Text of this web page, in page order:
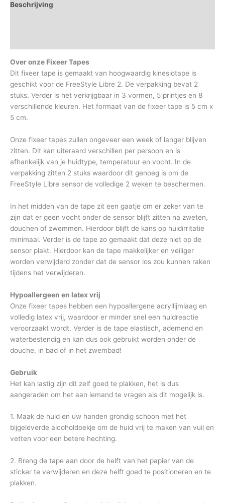
Beschrijving
Over onze Fixeer Tapes
Dit fixeer tape is gemaakt van hoogwaardig kinesiotape is
geschikt voor de FreeStyle Libre 2. De verpakking bevat 2
stuks. Verder is het verkrijgbaar in 3 vormen, 5 printjes en 8
verschillende kleuren. Het formaat van de fixeer tape is 5 cm x
5 cm.
Onze fixeer tapes zullen ongeveer een week of langer blijven
zitten. Dit kan uiteraard verschillen per persoon en is
afhankelijk van je huidtype, temperatuur en vocht. In de
verpakking zitten 2 stuks waardoor dit genoeg is om de
FreeStyle Libre sensor de volledige 2 weken te beschermen.
In het midden van de tape zit een gaatje om er zeker van te
zijn dat er geen vocht onder de sensor blijft zitten na zweten,
douchen of zwemmen. Hierdoor blijft de kans op huidirritatie
minimaal. Verder is de tape zo gemaakt dat deze niet op de
sensor plakt. Hierdoor kan de tape makkelijker en veiliger
worden verwijderd zonder dat de sensor los zou kunnen raken
tijdens het verwijderen.
Hypoallergeen en latex vrij
Onze fixeer tapes hebben een hypoallergene acryllijmlaag en
volledig latex vrij, waardoor er minder snel een huidreactie
veroorzaakt wordt. Verder is de tape elastisch, ademend en
waterbestendig en kan dus ook gebruikt worden onder de
douche, in bad of in het zwembad!
Gebruik
Het kan lastig zijn dit zelf goed te plakken, het is dus
aangeraden om het aan iemand te vragen als dit mogelijk is.
1. Maak de huid en uw handen grondig schoon met het
bijgeleverde alcoholdoekje om de huid vrij te maken van vuil en
vetten voor een betere hechting.
2. Breng de tape aan door de helft van het papier van de
sticker te verwijderen en deze helft goed te positioneren en te
plakken.